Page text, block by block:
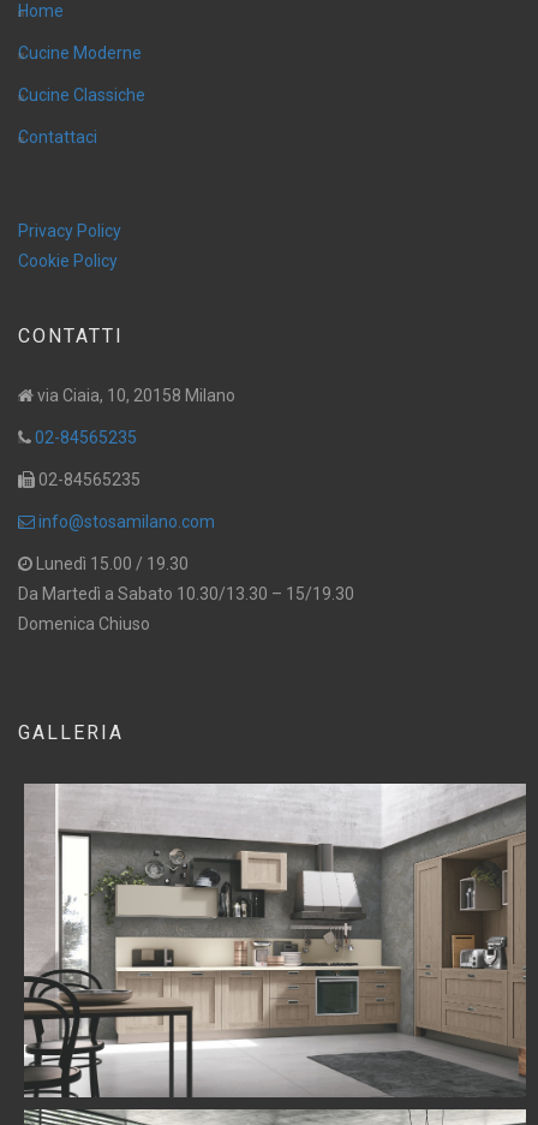
Home
Cucine Moderne
Cucine Classiche
Contattaci
Privacy Policy
Cookie Policy
CONTATTI
via Ciaia, 10, 20158 Milano
02-84565235
02-84565235
info@stosamilano.com
Lunedì 15.00 / 19.30
Da Martedì a Sabato 10.30/13.30 – 15/19.30
Domenica Chiuso
GALLERIA